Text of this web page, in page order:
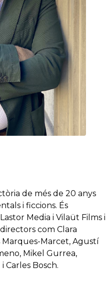
de més de 20 anys
i ficcions. És
Media i Vilaüt Films i
com Clara
Marques-Marcet, Agustí
Mikel Gurrea,
Carles Bosch.